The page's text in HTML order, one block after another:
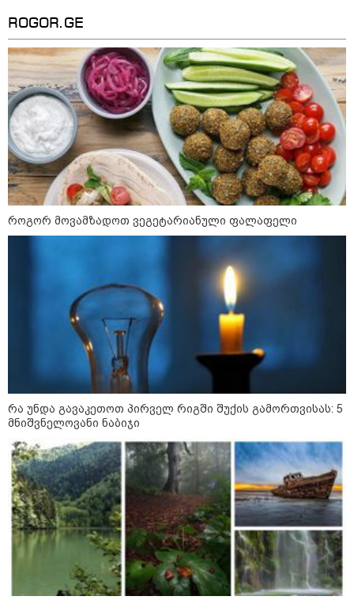
სიყვარულითა უნდა ავუხსნათ,
რომ შფოთვა არ დაიბადოს" -
დედა სიდონია
16:02 / 03-08-2026
"15 წლის წინ ჩადენილი
დანაშაული, 5-ჯერ შეცვლილი
მოსამართლე, 4-ჯერ თავიდან
დაწყებული საქმე... მადლობა
პროკურატურას, მათ გარეშე ეს
შედეგი არ დადგებოდა" - ქეთა
ხარძიანი
კატეგორიის ყველა სიახლე
ყველაზე კარგი/ცუდი ქვეყნები
ემიგრანტებისთვის 2026 წელს
2026 წლის ყველაზე გაყიდვადი
ავტომობილები - Focus2Move-ის
აფრიკის ქვეყნები ამერიკულ
დოლარზე უარს ამბობენ
ROGOR.GE
როგორ მოვამზადოთ ვეგეტარიანული ფალაფელი
რა უნდა გავაკეთოთ პირველ რიგში შუქის გამორთვისას: 5
მნიშვნელოვანი ნაბიჯი